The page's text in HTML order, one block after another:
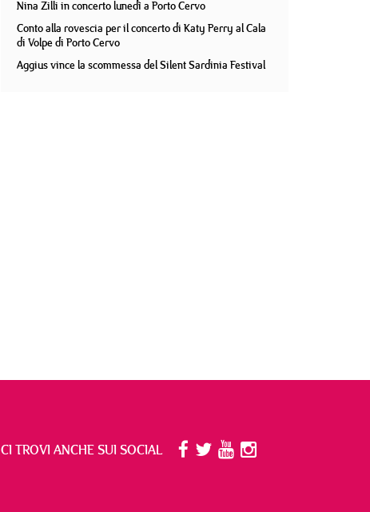
Nina Zilli in concerto lunedì a Porto Cervo
Conto alla rovescia per il concerto di Katy Perry al Cala
di Volpe di Porto Cervo
Aggius vince la scommessa del Silent Sardinia Festival
CI TROVI ANCHE SUI SOCIAL